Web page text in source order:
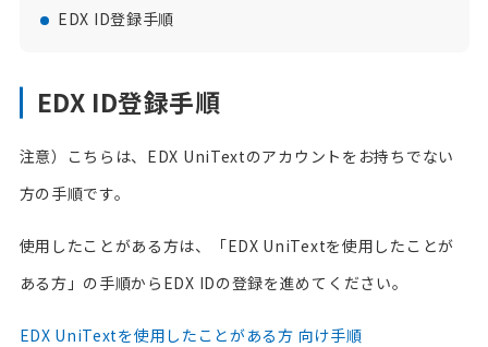
EDX ID登録手順
EDX ID登録手順
注意）こちらは、EDX UniTextのアカウントをお持ちでない
方の手順です。
使用したことがある方は、「EDX UniTextを使用したことが
ある方」の手順からEDX IDの登録を進めてください。
EDX UniTextを使用したことがある方 向け手順